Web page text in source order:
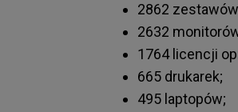
2862
2632
1764 licencji
665 drukarek;
495 laptopów;